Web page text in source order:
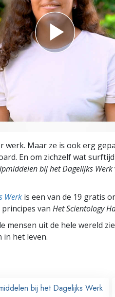
werk. Maar ze is ook erg
En om zichzelf wat
bij het Dagelijks Werk
Werk is een van de 19 gratis
van Het Scientology
mensen uit de hele wereld
in het leven.
bij het Dagelijks Werk